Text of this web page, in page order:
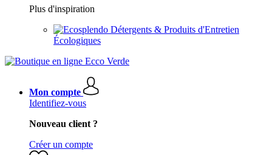
Plus d'inspiration
Détergents & Produits d'Entretien
Écologiques
Mon compte
Identifiez-vous
Nouveau client ?
Créer un compte